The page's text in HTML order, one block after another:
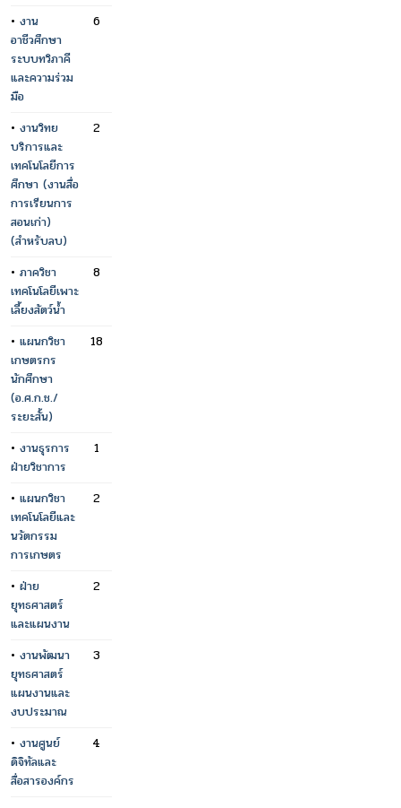
• งาน
อาชีวศึกษา
ระบบทวิภาคี
และความร่วม
มือ
6
• งานวิทย
บริการและ
เทคโนโลยีการ
ศึกษา (งานสื่อ
การเรียนการ
สอนเก่า)
(สำหรับลบ)
2
• ภาควิชา
เทคโนโลยีเพาะ
เลี้ยงสัตว์น้ำ
8
• แผนกวิชา
เกษตรกร
นักศึกษา
(อ.ศ.ก.ช./
ระยะสั้น)
18
• งานธุรการ
ฝ่ายวิชาการ
1
• แผนกวิชา
เทคโนโลยีและ
นวัตกรรม
การเกษตร
2
• ฝ่าย
ยุทธศาสตร์
และแผนงาน
2
• งานพัฒนา
ยุทธศาสตร์
แผนงานและ
งบประมาณ
3
• งานศูนย์
ดิจิทัลและ
สื่อสารองค์กร
4